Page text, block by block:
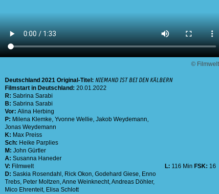
© Filmwelt
Deutschland 2021 Original-Titel: NIEMAND IST BEI DEN KÄLBERN
Filmstart in Deutschland: 20.01.2022
R: Sabrina Sarabi
B: Sabrina Sarabi
Vor: Alina Herbing
P: Milena Klemke, Yvonne Wellie, Jakob Weydemann,
Jonas Weydemann
K: Max Preiss
Sch: Heike Parplies
M: John Gürtler
A: Susanna Haneder
V: Filmwelt L: 116 Min FSK: 16
D: Saskia Rosendahl , Rick Okon, Godehard Giese, Enno
Trebs, Peter Moltzen,Anne Weinknecht,Andreas Döhler,
Mico Ehrenteit, Elisa Schlott